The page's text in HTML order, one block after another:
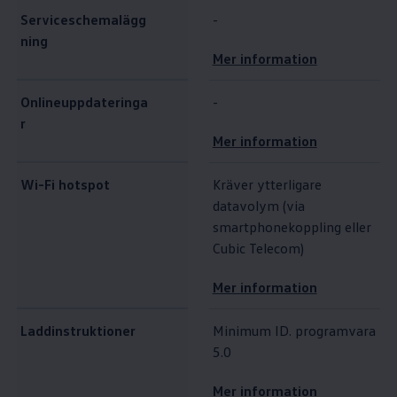
Serviceschemalägg
ning
-
Mer information
Onlineuppdateringa
r
-
Mer information
Wi-Fi hotspot
Kräver ytterligare
datavolym (via
smartphonekoppling eller
Cubic Telecom)
Mer information
Laddinstruktioner
Minimum ID. programvara
5.0
Mer information